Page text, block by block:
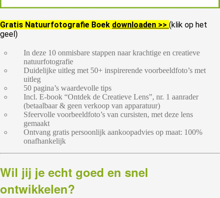
Gratis Natuurfotografie Boek downloaden >> (klik op het
geel)
In deze 10 onmisbare stappen naar krachtige en creatieve
natuurfotografie
Duidelijke uitleg met 50+ inspirerende voorbeeldfoto’s met
uitleg
50 pagina’s waardevolle tips
Incl. E-book “Ontdek de Creatieve Lens”, nr. 1 aanrader
(betaalbaar & geen verkoop van apparatuur)
Sfeervolle voorbeeldfoto’s van cursisten, met deze lens
gemaakt
Ontvang gratis persoonlijk aankoopadvies op maat: 100%
onafhankelijk
Wil jij je echt goed en snel
ontwikkelen?